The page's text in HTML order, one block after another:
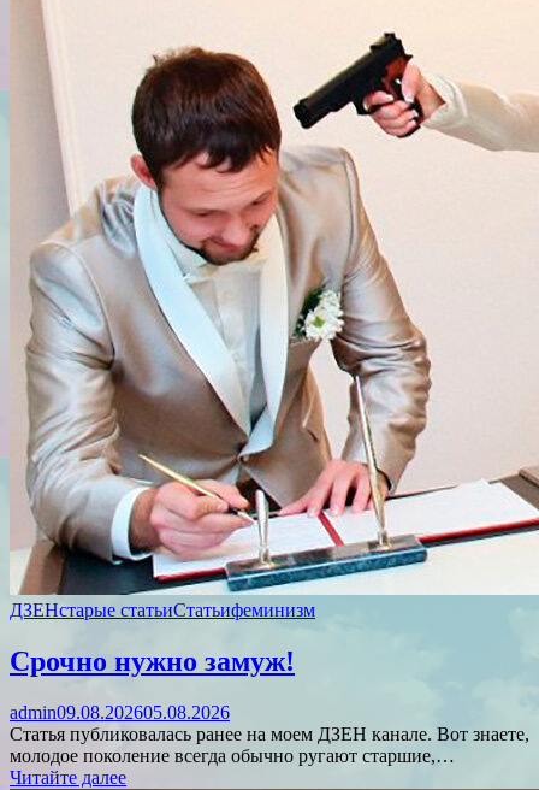
ДЗЕНстарые статьиСтатьифеминизм
Срочно нужно замуж!
admin09.08.202605.08.2026
Статья публиковалась ранее на моем ДЗЕН канале. Вот знаете,
молодое поколение всегда обычно ругают старшие,…
Читайте далее